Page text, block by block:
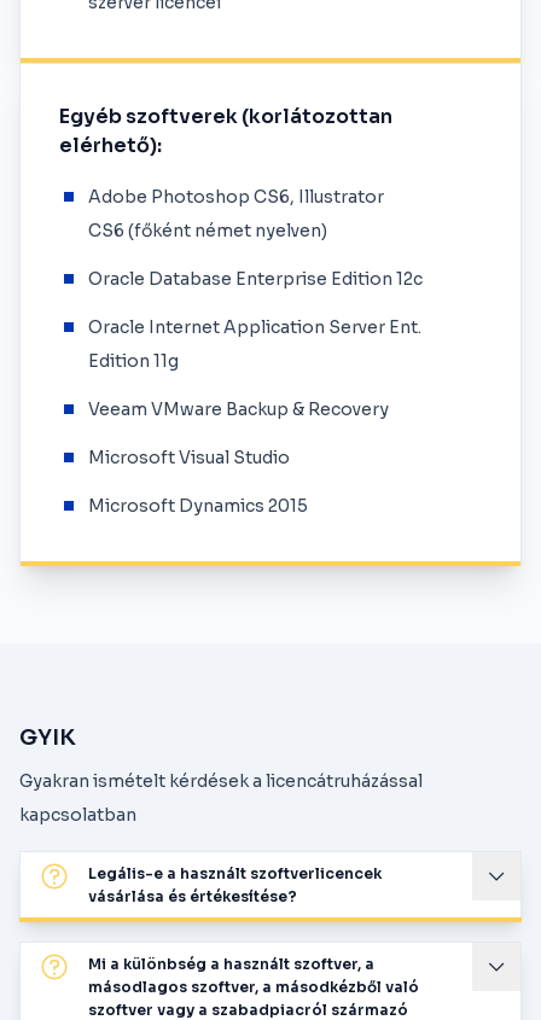
Egyéb szoftverek (korlátozottan
elérhető):
Adobe Photoshop CS6, Illustrator
CS6 (főként német nyelven)
Oracle Database Enterprise Edition 12c
Oracle Internet Application Server Ent.
Edition 11g
Veeam VMware Backup & Recovery
Microsoft Visual Studio
Microsoft Dynamics 2015
GYIK
Gyakran ismételt kérdések a licencátruházással
kapcsolatban
Legális-e a használt szoftverlicencek
vásárlása és értékesítése?
Mi a különbség a használt szoftver, a
másodlagos szoftver, a másodkézből való
szoftver vagy a szabadpiacról származó